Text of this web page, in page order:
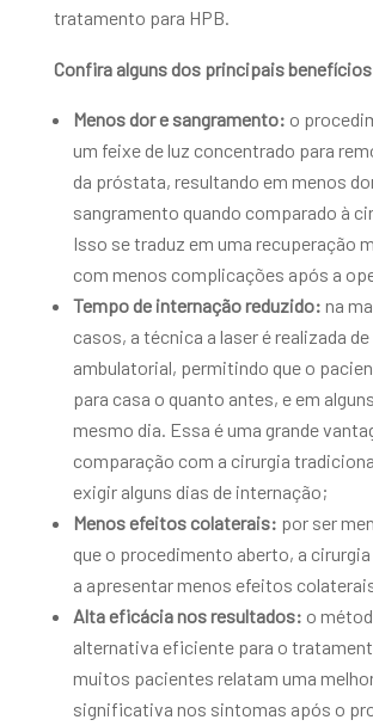
tratamento para HPB.
Confira alguns dos principais
Menos dor e sangramento: o
um feixe de luz concentrado para
da próstata, resultando em menos
sangramento quando comparado à
Isso se traduz em uma recuperação
com menos complicações após a
Tempo de internação reduzido: na
casos, a técnica a laser é realizada
ambulatorial, permitindo que o
para casa o quanto antes, e em
mesmo dia. Essa é uma grande
comparação com a cirurgia
exigir alguns dias de internação;
Menos efeitos colaterais: por ser
que o procedimento aberto, a
a apresentar menos efeitos
Alta eficácia nos resultados: o
alternativa eficiente para o
muitos pacientes relatam uma
significativa nos sintomas após o